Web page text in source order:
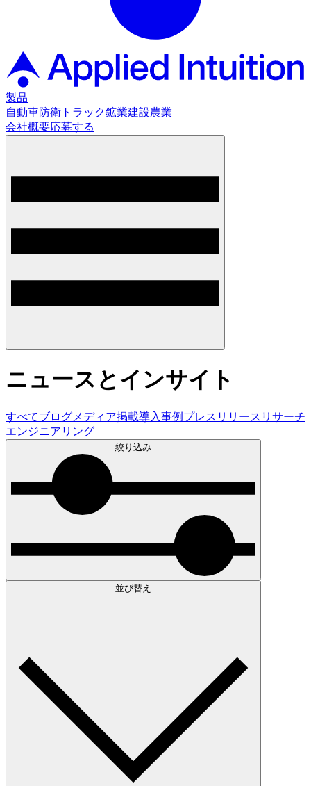
製品
自動車防衛 トラック鉱業建設農業
会社概要応募する
ニュースとインサイト
すべてブログ メディア掲載導入事例 プレスリリース リサーチ
エンジニアリング
絞り込み
並び替え